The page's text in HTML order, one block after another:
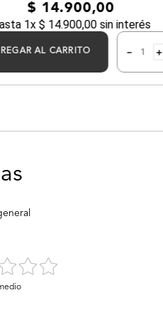
$ 14.900,00
1x $ 14.900,00sin interés
AL CARRITO ＋
－